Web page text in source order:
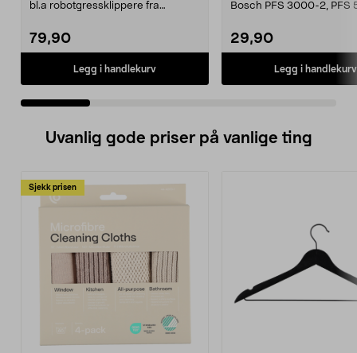
bl.a robotgressklippere fra
79,90
Legg i handlekurv
Bosch PFS 3000-2, PFS
29,90
Legg i handlekurv
Uvanlig gode priser på vanlige ting
Sjekk prisen